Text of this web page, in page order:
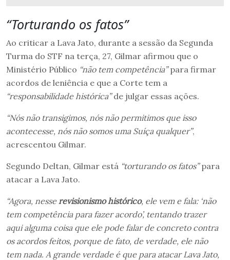
“Torturando os fatos”
Ao criticar a Lava Jato, durante a sessão da Segunda
Turma do STF na terça, 27, Gilmar afirmou que o
Ministério Público “não tem competência”para firmar
acordos de leniência e que a Corte tem a
“responsabilidade histórica”de julgar essas ações.
“Nós não transigimos, nós não permitimos que isso
acontecesse, nós não somos uma Suíça qualquer”,
acrescentou Gilmar.
Segundo Deltan, Gilmar está “torturando os fatos”para
atacar a Lava Jato.
“Agora, nesse revisionismo histórico, ele vem e fala: ‘não
tem competência para fazer acordo’, tentando trazer
aqui alguma coisa que ele pode falar de concreto contra
os acordos feitos, porque de fato, de verdade, ele não
tem nada. A grande verdade é que para atacar Lava Jato,